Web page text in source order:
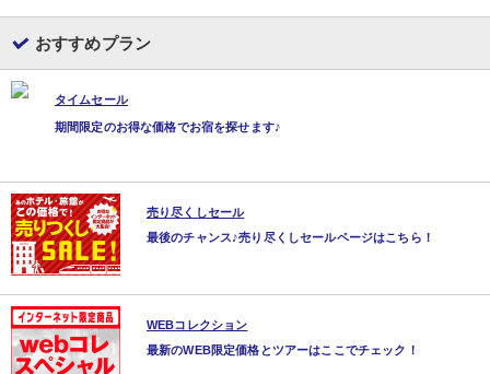
おすすめプラン
タイムセール
期間限定のお得な価格でお宿を探せます♪
売り尽くしセール
最後のチャンス♪売り尽くしセールページはこちら！
WEBコレクション
最新のWEB限定価格とツアーはここでチェック！